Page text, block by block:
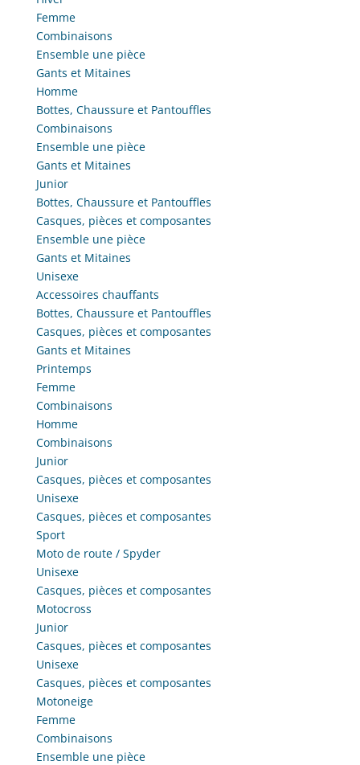
Femme
Combinaisons
Ensemble une pièce
Gants et Mitaines
Homme
Bottes, Chaussure et Pantouffles
Combinaisons
Ensemble une pièce
Gants et Mitaines
Junior
Bottes, Chaussure et Pantouffles
Casques, pièces et composantes
Ensemble une pièce
Gants et Mitaines
Unisexe
Accessoires chauffants
Bottes, Chaussure et Pantouffles
Casques, pièces et composantes
Gants et Mitaines
Printemps
Femme
Combinaisons
Homme
Combinaisons
Junior
Casques, pièces et composantes
Unisexe
Casques, pièces et composantes
Sport
Moto de route / Spyder
Unisexe
Casques, pièces et composantes
Motocross
Junior
Casques, pièces et composantes
Unisexe
Casques, pièces et composantes
Motoneige
Femme
Combinaisons
Ensemble une pièce